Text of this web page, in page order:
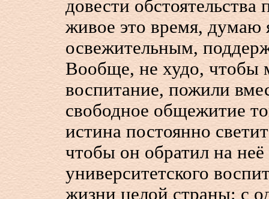
довести
живое это время, думаю
освежительным,
Вообще, не худо, чтобы
воспитание, пожили
свободное общежитие
истина постоянно
чтобы он обратил на
университетского
жизни целой страны: с